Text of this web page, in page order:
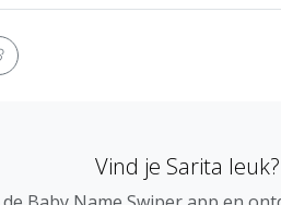
Vind je Sarita leuk?